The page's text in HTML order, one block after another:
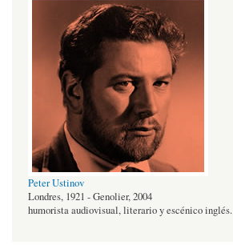
Peter Ustinov
Londres, 1921 - Genolier, 2004
humorista audiovisual, literario y escénico inglés.